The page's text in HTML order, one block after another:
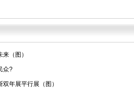
（图）
众?
年展平行展（图）